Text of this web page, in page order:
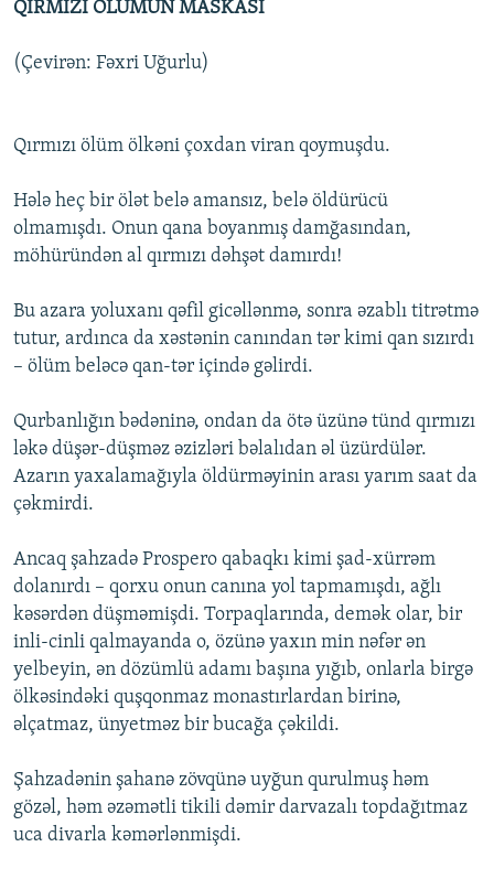
QIRMIZI ÖLÜMÜN MASKASI
(Çevirən: Fəxri Uğurlu)
Qırmızı ölüm ölkəni çoxdan viran qoymuşdu.
Hələ heç bir ölət belə amansız, belə öldürücü
olmamışdı. Onun qana boyanmış damğasından,
möhüründən al qırmızı dəhşət damırdı!
Bu azara yoluxanı qəfil gicəllənmə, sonra əzablı titrətmə
tutur, ardınca da xəstənin canından tər kimi qan sızırdı
– ölüm beləcə qan-tər içində gəlirdi.
Qurbanlığın bədəninə, ondan da ötə üzünə tünd qırmızı
ləkə düşər-düşməz əzizləri bəlalıdan əl üzürdülər.
Azarın yaxalamağıyla öldürməyinin arası yarım saat da
çəkmirdi.
Ancaq şahzadə Prospero qabaqkı kimi şad-xürrəm
dolanırdı – qorxu onun canına yol tapmamışdı, ağlı
kəsərdən düşməmişdi. Torpaqlarında, demək olar, bir
inli-cinli qalmayanda o, özünə yaxın min nəfər ən
yelbeyin, ən dözümlü adamı başına yığıb, onlarla birgə
ölkəsindəki quşqonmaz monastırlardan birinə,
əlçatmaz, ünyetməz bir bucağa çəkildi.
Şahzadənin şahanə zövqünə uyğun qurulmuş həm
gözəl, həm əzəmətli tikili dəmir darvazalı topdağıtmaz
uca divarla kəmərlənmişdi.